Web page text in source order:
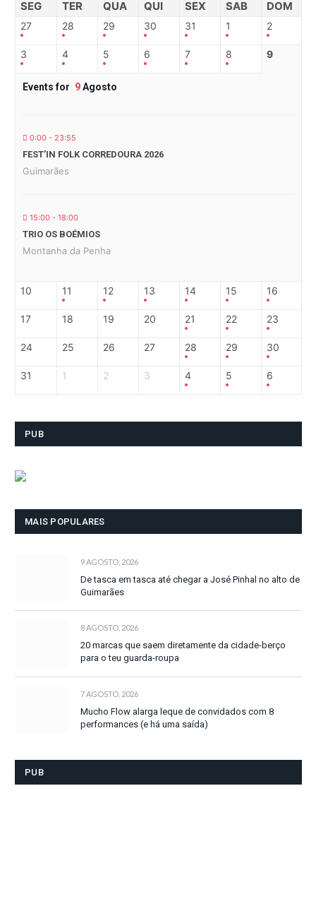
SEG TER QUA QUI SEX SAB DOM
27 28 29 30 31 1 2
3 4 5 6 7 8 9
Events for 9Agosto
0:00 - 23:55
FEST’IN FOLK CORREDOURA 2026
Guimarães
15:00 - 18:00
TRIO OS BOÉMIOS
Montanha da Penha
10 11 12 13 14 15 16
17 18 19 20 21 22 23
24 25 26 27 28 29 30
31 1 2 3 4 5 6
PUB
MAIS POPULARES
9 AGOSTO, 2026
De tasca em tasca até chegar a José Pinhal no alto de
Guimarães
8 AGOSTO, 2026
20 marcas que saem diretamente da cidade-berço
para o teu guarda-roupa
7 AGOSTO, 2026
Mucho Flow alarga leque de convidados com 8
performances (e há uma saída)
PUB